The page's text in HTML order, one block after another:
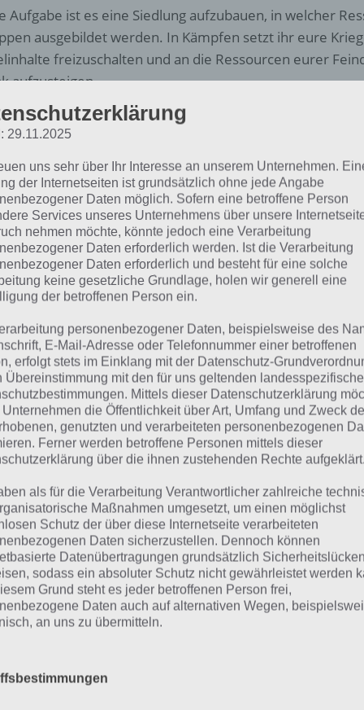
Aufgabe ist es eine Siedlung aufzubauen, in welcher
ausgebildet werden. In Kämpfen setzt ihr eure
freizuschalten und an die Ressourcen eurer
aufzusteigen.
Download
QR-Code
Entwickler:
Space Ape
Preis:
Kostenlos +
zu Samurai Siege
ihr bei Samurai Siege in einem Bündnis seid, könnt
und von den Bündnisvorteilen profitieren. So gibt
und vieles mehr. Dabei könnt ihr in Samurai
oder selber eins erstellen.
grafisch ist die Spiele App für Android, iPhone und
noch nie ein Spiel dieses Genre gespielt hat, kommt
auch so gut durch.
Informationen zu
Siege handelt es sich um eine Spiele App,
worden ist. Nachfolgend haben wir weitere
29.11.2025
uns sehr über Ihr Interesse an unserem Unternehmen.
der Internetseiten ist grundsätzlich ohne jede Angabe
Daten möglich. Sofern eine betroffene Person
Services unseres Unternehmens über unsere
nehmen möchte, könnte jedoch eine Verarbeitung
Daten erforderlich werden. Ist die Verarbeitung
Daten erforderlich und besteht für eine solche
keine gesetzliche Grundlage, holen wir generell eine
der betroffenen Person ein.
personenbezogener Daten, beispielsweise des
E-Mail-Adresse oder Telefonnummer einer betroffenen
erfolgt stets im Einklang mit der Datenschutz-
Übereinstimmung mit den für uns geltenden
Mittels dieser Datenschutzerklärung
Unternehmen die Öffentlichkeit über Art, Umfang und Zweck
genutzten und verarbeiteten personenbezogenen
Ferner werden betroffene Personen mittels dieser
über die ihnen zustehenden Rechte aufgeklärt.
als für die Verarbeitung Verantwortlicher zahlreiche
Maßnahmen umgesetzt, um einen möglichst
Schutz der über diese Internetseite verarbeiteten
Daten sicherzustellen. Dennoch können
Datenübertragungen grundsätzlich Sicherheitslücken
sodass ein absoluter Schutz nicht gewährleistet werden
Grund steht es jeder betroffenen Person frei,
Daten auch auf alternativen Wegen,
an uns zu übermitteln.